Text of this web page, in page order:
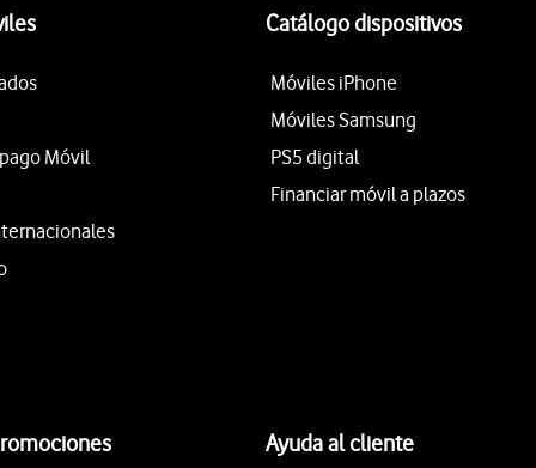
Móvil
Catálogo dispositivos
Móviles iPhone
Móviles Samsung
PS5 digital
Financiar móvil a plazos
Ayuda al cliente